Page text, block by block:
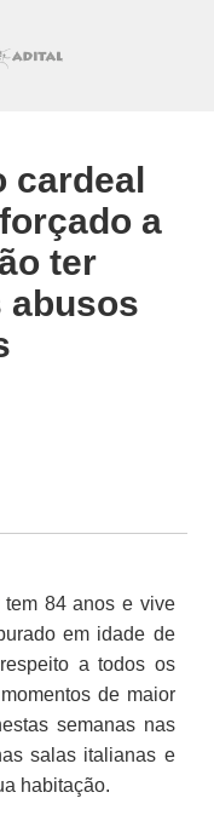
cardeal
a
ter
abusos
tem 84 anos e vive
em idade de
a todos os
de maior
semanas nas
salas italianas e
habitação.